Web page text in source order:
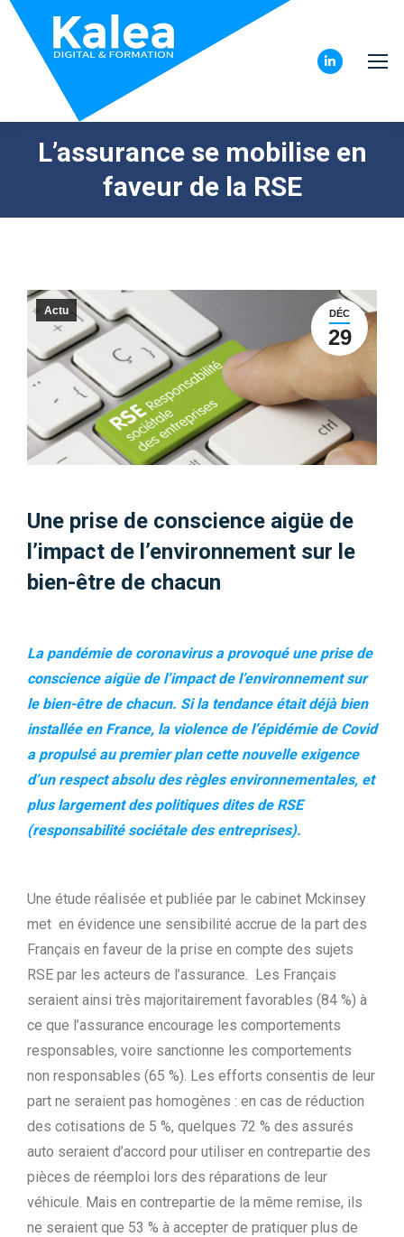
LinkedIn
opens
in
L’assurance se mobilise en
faveur de la RSE
DÉC
29
Actu
Une prise de conscience aigüe de
l’impact de l’environnement sur le
bien-être de chacun
La pandémie de coronavirus a provoqué une prise de
conscience aigüe de l’impact de l’environnement sur
le bien-être de chacun. Si la tendance était déjà bien
installée en France, la violence de l’épidémie de Covid
a propulsé au premier plan cette nouvelle exigence
d’un respect absolu des règles environnementales, et
plus largement des politiques dites de RSE
(responsabilité sociétale des entreprises).
Une étude réalisée et publiée par le cabinet Mckinsey
met en évidence une sensibilité accrue de la part des
Français en faveur de la prise en compte des sujets
RSE par les acteurs de l’assurance. Les Français
seraient ainsi très majoritairement favorables (84 %) à
ce que l’assurance encourage les compor­tements
responsables, voire sanctionne les comportements
non responsables (65 %). Les efforts consentis de leur
part ne seraient pas homogènes : en cas de réduction
des cotisations de 5 %, quelques 72 % des assurés
auto seraient d’accord pour utiliser en contrepartie des
pièces de réemploi lors des réparations de leur
véhicule. Mais en contrepartie de la même remise, ils
ne seraient que 53 % à accepter de pratiquer plus de